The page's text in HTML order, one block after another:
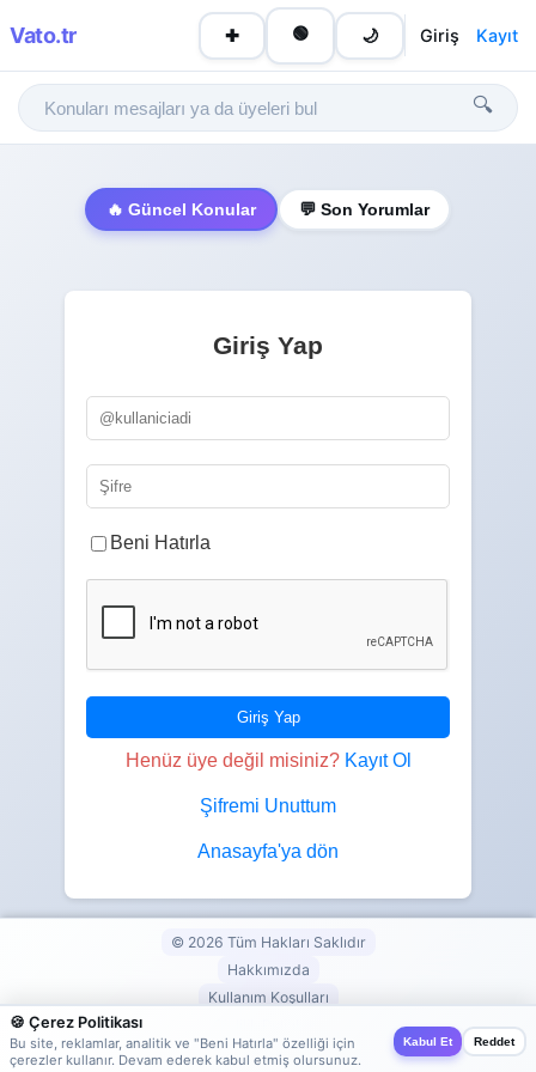
🍪 Çerez Politikası
Bu site, reklamlar, analitik ve "Beni Hatırla" özelliği için
çerezler kullanır. Devam ederek kabul etmiş olursunuz.
Kabul Et Reddet
Vato.tr ✚ 🟢 🌙 Giriş Kayıt
🔍
🔥 Güncel Konular 💬 Son Yorumlar
Giriş Yap
Beni Hatırla
Giriş Yap
Henüz üye değil misiniz? Kayıt Ol
Şifremi Unuttum
Anasayfa'ya dön
© 2026 Tüm Hakları Saklıdır
Hakkımızda
Kullanım Koşulları
İletişim